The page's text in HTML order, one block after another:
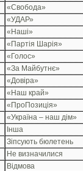
«Свобода»
«УДАР»
«Наші»
«Партія Шарія»
«Голос»
«За Майбутнє»
«Довіра»
«Наш край»
«ПроПозиція»
«Україна – наш дім»
Інша
Зіпсують бюлетень
Не визначилися
Відмова